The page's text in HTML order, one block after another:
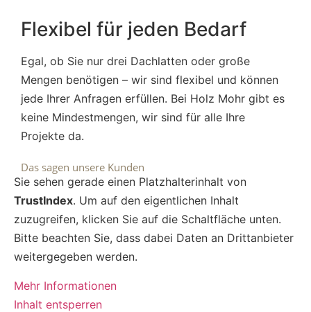
Flexibel für jeden Bedarf
Egal, ob Sie nur drei Dachlatten oder große
Mengen benötigen – wir sind flexibel und können
jede Ihrer Anfragen erfüllen. Bei Holz Mohr gibt es
keine Mindestmengen, wir sind für alle Ihre
Projekte da.
Das sagen unsere Kunden
Sie sehen gerade einen Platzhalterinhalt von
TrustIndex. Um auf den eigentlichen Inhalt
zuzugreifen, klicken Sie auf die Schaltfläche unten.
Bitte beachten Sie, dass dabei Daten an Drittanbieter
weitergegeben werden.
Mehr Informationen
Inhalt entsperren